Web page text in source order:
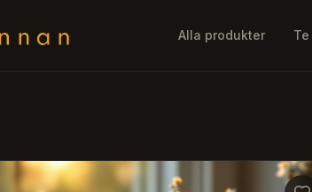
Alla produkter Te